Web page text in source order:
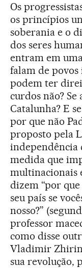
Os
os princípios
soberania e o
dos seres
entram em
falam de povos
podem ter
curdos não?
Catalunha? E
por que não
proposto pela
independência
medida que
multinacionais
dizem “por
seu país se
nosso?”
professor
como disse
Vladimir
sua revolução,